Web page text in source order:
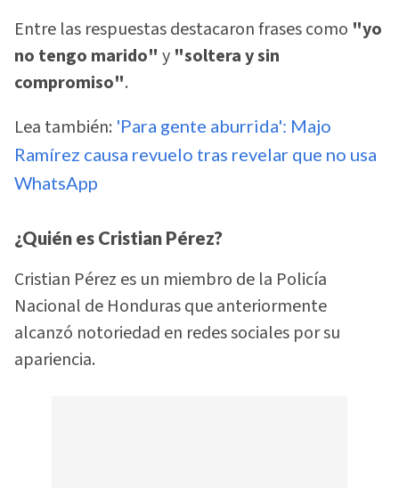
Entre las respuestas destacaron frases como "yo
no tengo marido" y "soltera y sin
compromiso".
Lea también: 'Para gente aburrida': Majo
Ramírez causa revuelo tras revelar que no usa
WhatsApp
¿Quién es Cristian Pérez?
Cristian Pérez es un miembro de la Policía
Nacional de Honduras que anteriormente
alcanzó notoriedad en redes sociales por su
apariencia.